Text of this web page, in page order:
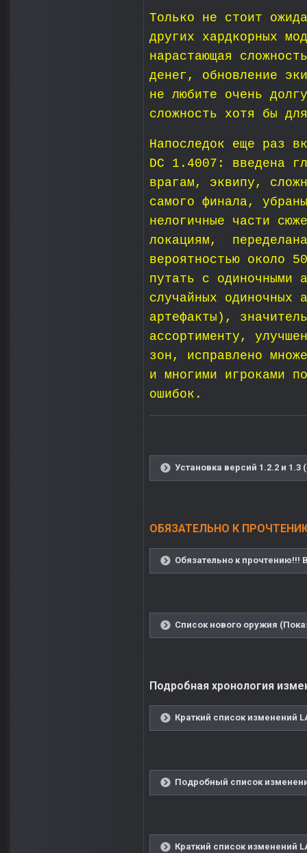
Только не стоит
других хардкорных
нарастающая
денег, обновление
не любите очень
сложность хотя бы
Напоследок еще раз
DC 1.4007: введена
врагам, эквипу,
самого финала,
нелогичные части
локациям,
вероятностью около
путать с одиночными
случайных одиночных
артефакты),
ассортименту,
зон, исправлено
и многими игроками
ошибок.
Установка версий 1.2.2 и 1.3
ОБЯЗАТЕЛЬНО К
Обязательно к
Список нового оружия
Подробная хронология
Краткий список изменений
Подробный список
Краткий список изменений